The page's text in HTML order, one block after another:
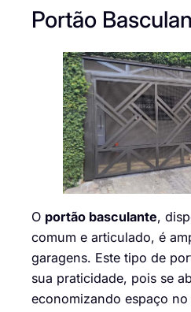
Portão
O portão basculante,
comum e articulado, é
garagens. Este tipo de
sua praticidade, pois se
economizando espaço